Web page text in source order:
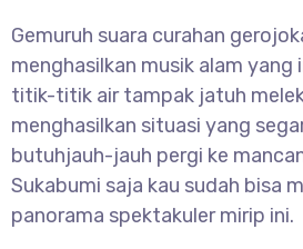
Gemuruh suara curahan
menghasilkan musik alam yang
titik-titik air tampak jatuh
menghasilkan situasi yang
butuhjauh-jauh pergi ke
Sukabumi saja kau sudah bisa
panorama spektakuler mirip ini.